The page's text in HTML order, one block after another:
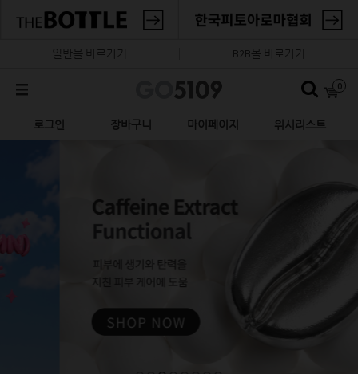
일반몰 바로가기 B2B몰 바로가기
0
로그인 장바구니 마이페이지 위시리스트